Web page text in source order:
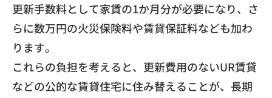
更新手数料として家賃の1か月分が必要になり、 さ
らに数万円の火災保険料や賃貸保証料なども加わ
ります。
これらの負担を考えると、 更新費用のないUR賃貸
などの公的な賃貸住宅に住み替えることが、長期